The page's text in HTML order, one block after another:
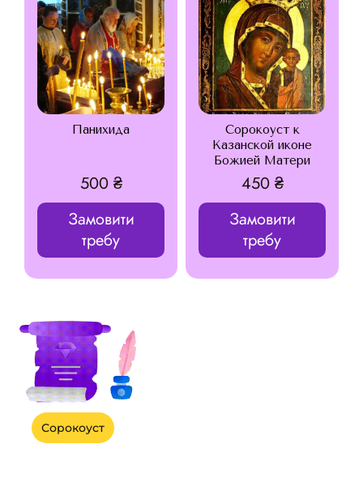
Панихида
500 ₴
Замовити
требу
Сорокоуст к
Казанской иконе
Божией Матери
450 ₴
Замовити
требу
Сорокоуст